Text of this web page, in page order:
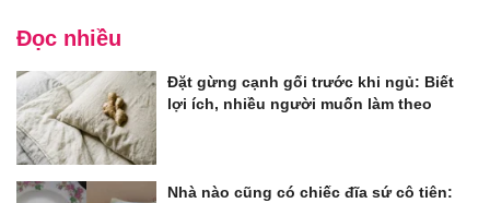
Đọc nhiều
Đặt gừng cạnh gối trước khi ngủ: Biết
lợi ích, nhiều người muốn làm theo
Nhà nào cũng có chiếc đĩa sứ cô tiên: